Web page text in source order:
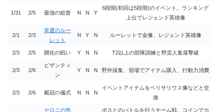
1/31 2/5 最強の総督 N N Y
6段階(初回は5段階)のイベント。ランキング
上位でレジェンド英雄像
2/1 2/3
幸運のルー
レット
N Y N ルーレットで金像、レジェンド英雄像
2/3 2/5 開化の戦い Y N N T2以上の部隊訓練と野蛮人集落撃破
2/3 2/6
ビザンティ
ン
Y N N 野外採集、宿場でアイテム購入、行動力消費
2/3 2/6 戴冠の儀式 N N N
イベントアイテムをベリサリウス像などと交
換
セロニの危
ボスとのバトルを行うチーム戦、コインでカ